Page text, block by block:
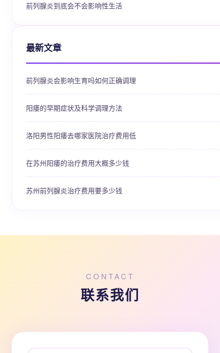
前列腺炎到底会不会影响性生活
最新文章
前列腺炎会影响生育吗如何正确调理
阳痿的早期症状及科学调理方法
洛阳男性阳痿去哪家医院治疗费用低
在苏州阳痿的治疗费用大概多少钱
苏州前列腺炎治疗费用要多少钱
CONTACT
联系我们